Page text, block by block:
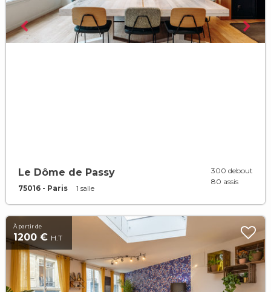
Le Dôme de Passy
75016 - Paris 1 salle
300 debout
80 assis
À partir de
1200 € H.T